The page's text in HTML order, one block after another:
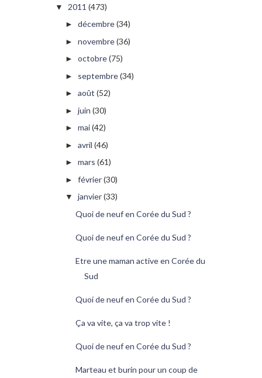
▼ 2011 (473)
► décembre(34)
► novembre(36)
► octobre(75)
► septembre(34)
► août (52)
► juin (30)
► mai(42)
► avril (46)
► mars (61)
► février(30)
▼ janvier(33)
Quoi de neuf en Corée du Sud ?
Quoi de neuf en Corée du Sud ?
Etre une maman active en Corée du
Sud
Quoi de neuf en Corée du Sud ?
Ça va vite, ça va trop vite !
Quoi de neuf en Corée du Sud ?
Marteau et burin pour un coup de